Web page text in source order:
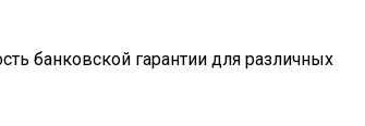
банковской гарантии для различных